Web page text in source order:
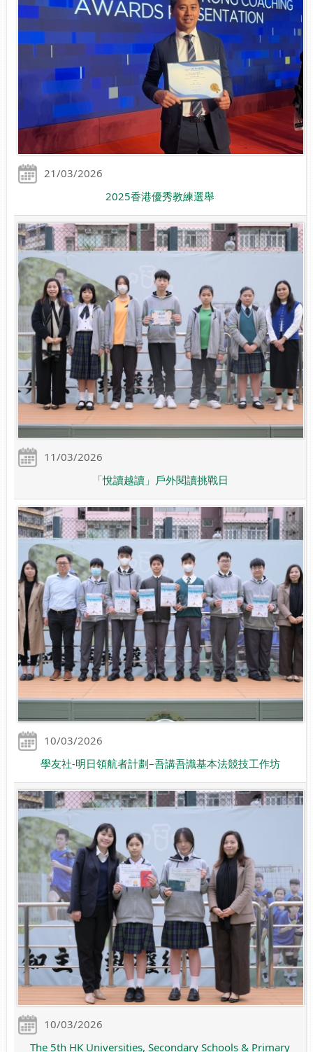
21/03/2026
2025香港優秀教練選舉
11/03/2026
「悅讀越讀」戶外閱讀挑戰日
10/03/2026
學友社-明日領航者計劃–吾講吾識基本法競技工作坊
10/03/2026
The 5th HK Universities, Secondary Schools & Primary